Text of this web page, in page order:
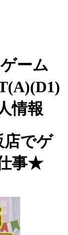
ーム
情報
店でゲ
事★